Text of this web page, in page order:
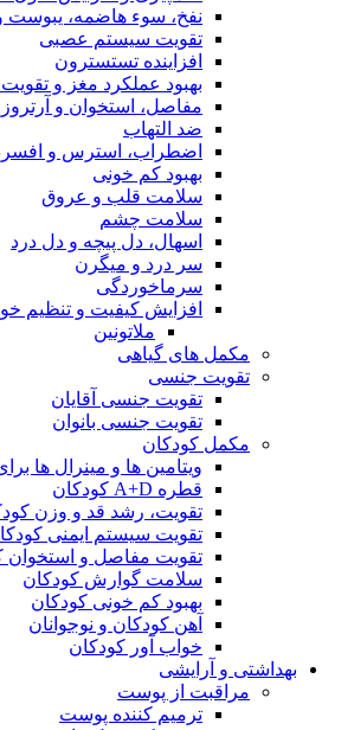
نفخ، سوء هاضمه، یبوست
تقویت سیستم عصبی
افزاینده تستسترون
بهبود عملکرد مغز و
مفاصل، استخوان و آرتروز
ضد التهاب
اضطراب، استرس و
بهبود کم خونی
سلامت قلب و عروق
سلامت چشم
اسهال، دل پیچه و دل درد
سر درد و میگرن
سرماخوردگی
افزایش کیفیت و تنظیم
ملاتونین
مکمل های گیاهی
تقویت جنسی
تقویت جنسی آقایان
تقویت جنسی بانوان
مکمل کودکان
ویتامین ها و مینرال ها
قطره A+D کودکان
تقویت، رشد قد و وزن
تقویت سیستم ایمنی
تقویت مفاصل و استخوان
سلامت گوارش کودکان
بهبود کم خونی کودکان
آهن کودکان و نوجوانان
خواب آور کودکان
بهداشتی و آرایشی
مراقبت از پوست
ترمیم کننده پوست